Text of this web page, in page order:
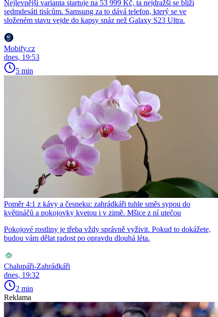
Nejlevnější varianta startuje na 53 999 Kč, ta nejdražší se blíží
sedmdesáti tisícům. Samsung za to dává telefon, který se ve
složeném stavu vejde do kapsy snáz než Galaxy S23 Ultra.
Mobify.cz
dnes, 19:53
5 min
Poměr 4:1 z kávy a česneku: zahrádkáři tuhle směs sypou do
květináčů a pokojovky kvetou i v zimě. Mšice z ní utečou
Pokojové rostliny je třeba vždy správně vyživit. Pokud to dokážete,
budou vám dělat radost po opravdu dlouhá léta.
Chalupáři-Zahrádkáři
dnes, 19:32
2 min
Reklama